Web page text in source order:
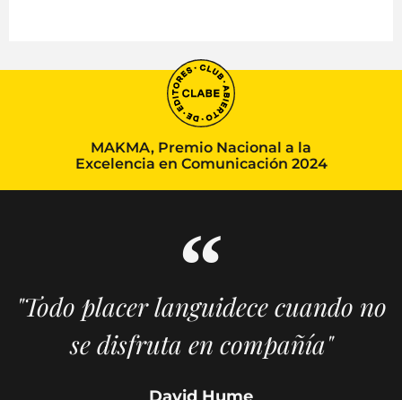
MAKMA, Premio Nacional a la
Excelencia en Comunicación 2024
"Todo placer languidece cuando no
se disfruta en compañía"